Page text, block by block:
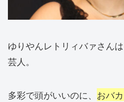
ゆりやんレトリィバァさん
芸人。
多彩で頭がいいのに、 おバ